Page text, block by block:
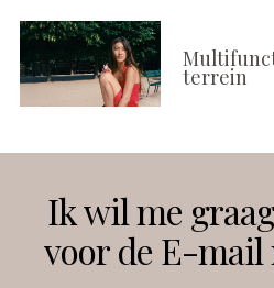
terrein
Instagram
Ik wil me
voor de E-